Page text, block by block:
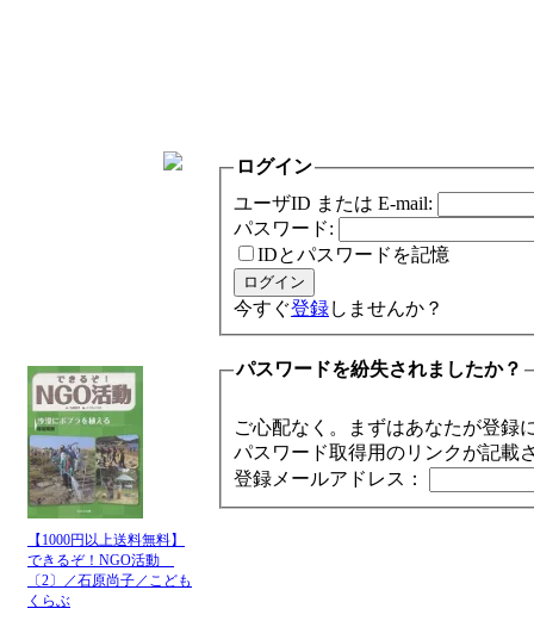
【1000円以上送料無料】
できるぞ！NGO活動
〔2〕／石原尚子／こども
くらぶ
ログイン
ユーザID または E-mail:
パスワード:
IDとパスワードを記憶
今すぐ登録しませんか？
パスワードを紛失されましたか？
ご心配なく。まずはあなたが登録
パスワード取得用のリンクが記載
登録メールアドレス：